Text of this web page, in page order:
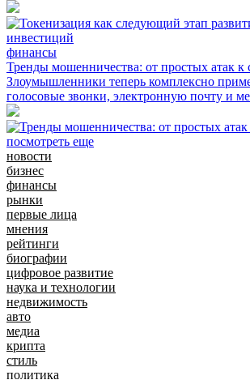
финансы
Тренды мошенничества: от простых атак
Злоумышленники теперь комплексно
голосовые звонки, электронную почту и
посмотреть еще
новости
бизнес
финансы
рынки
первые лица
мнения
рейтинги
биографии
цифровое развитие
наука и технологии
недвижимость
авто
медиа
крипта
стиль
политика